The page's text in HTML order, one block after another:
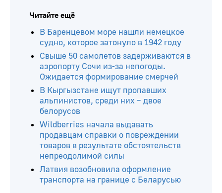
Читайте ещё
В Баренцевом море нашли немецкое
судно, которое затонуло в 1942 году
Свыше 50 самолетов задерживаются в
аэропорту Сочи из-за непогоды.
Ожидается формирование смерчей
В Кыргызстане ищут пропавших
альпинистов, среди них – двое
белорусов
Wildberries начала выдавать
продавцам справки о повреждении
товаров в результате обстоятельств
непреодолимой силы
Латвия возобновила оформление
транспорта на границе с Беларусью